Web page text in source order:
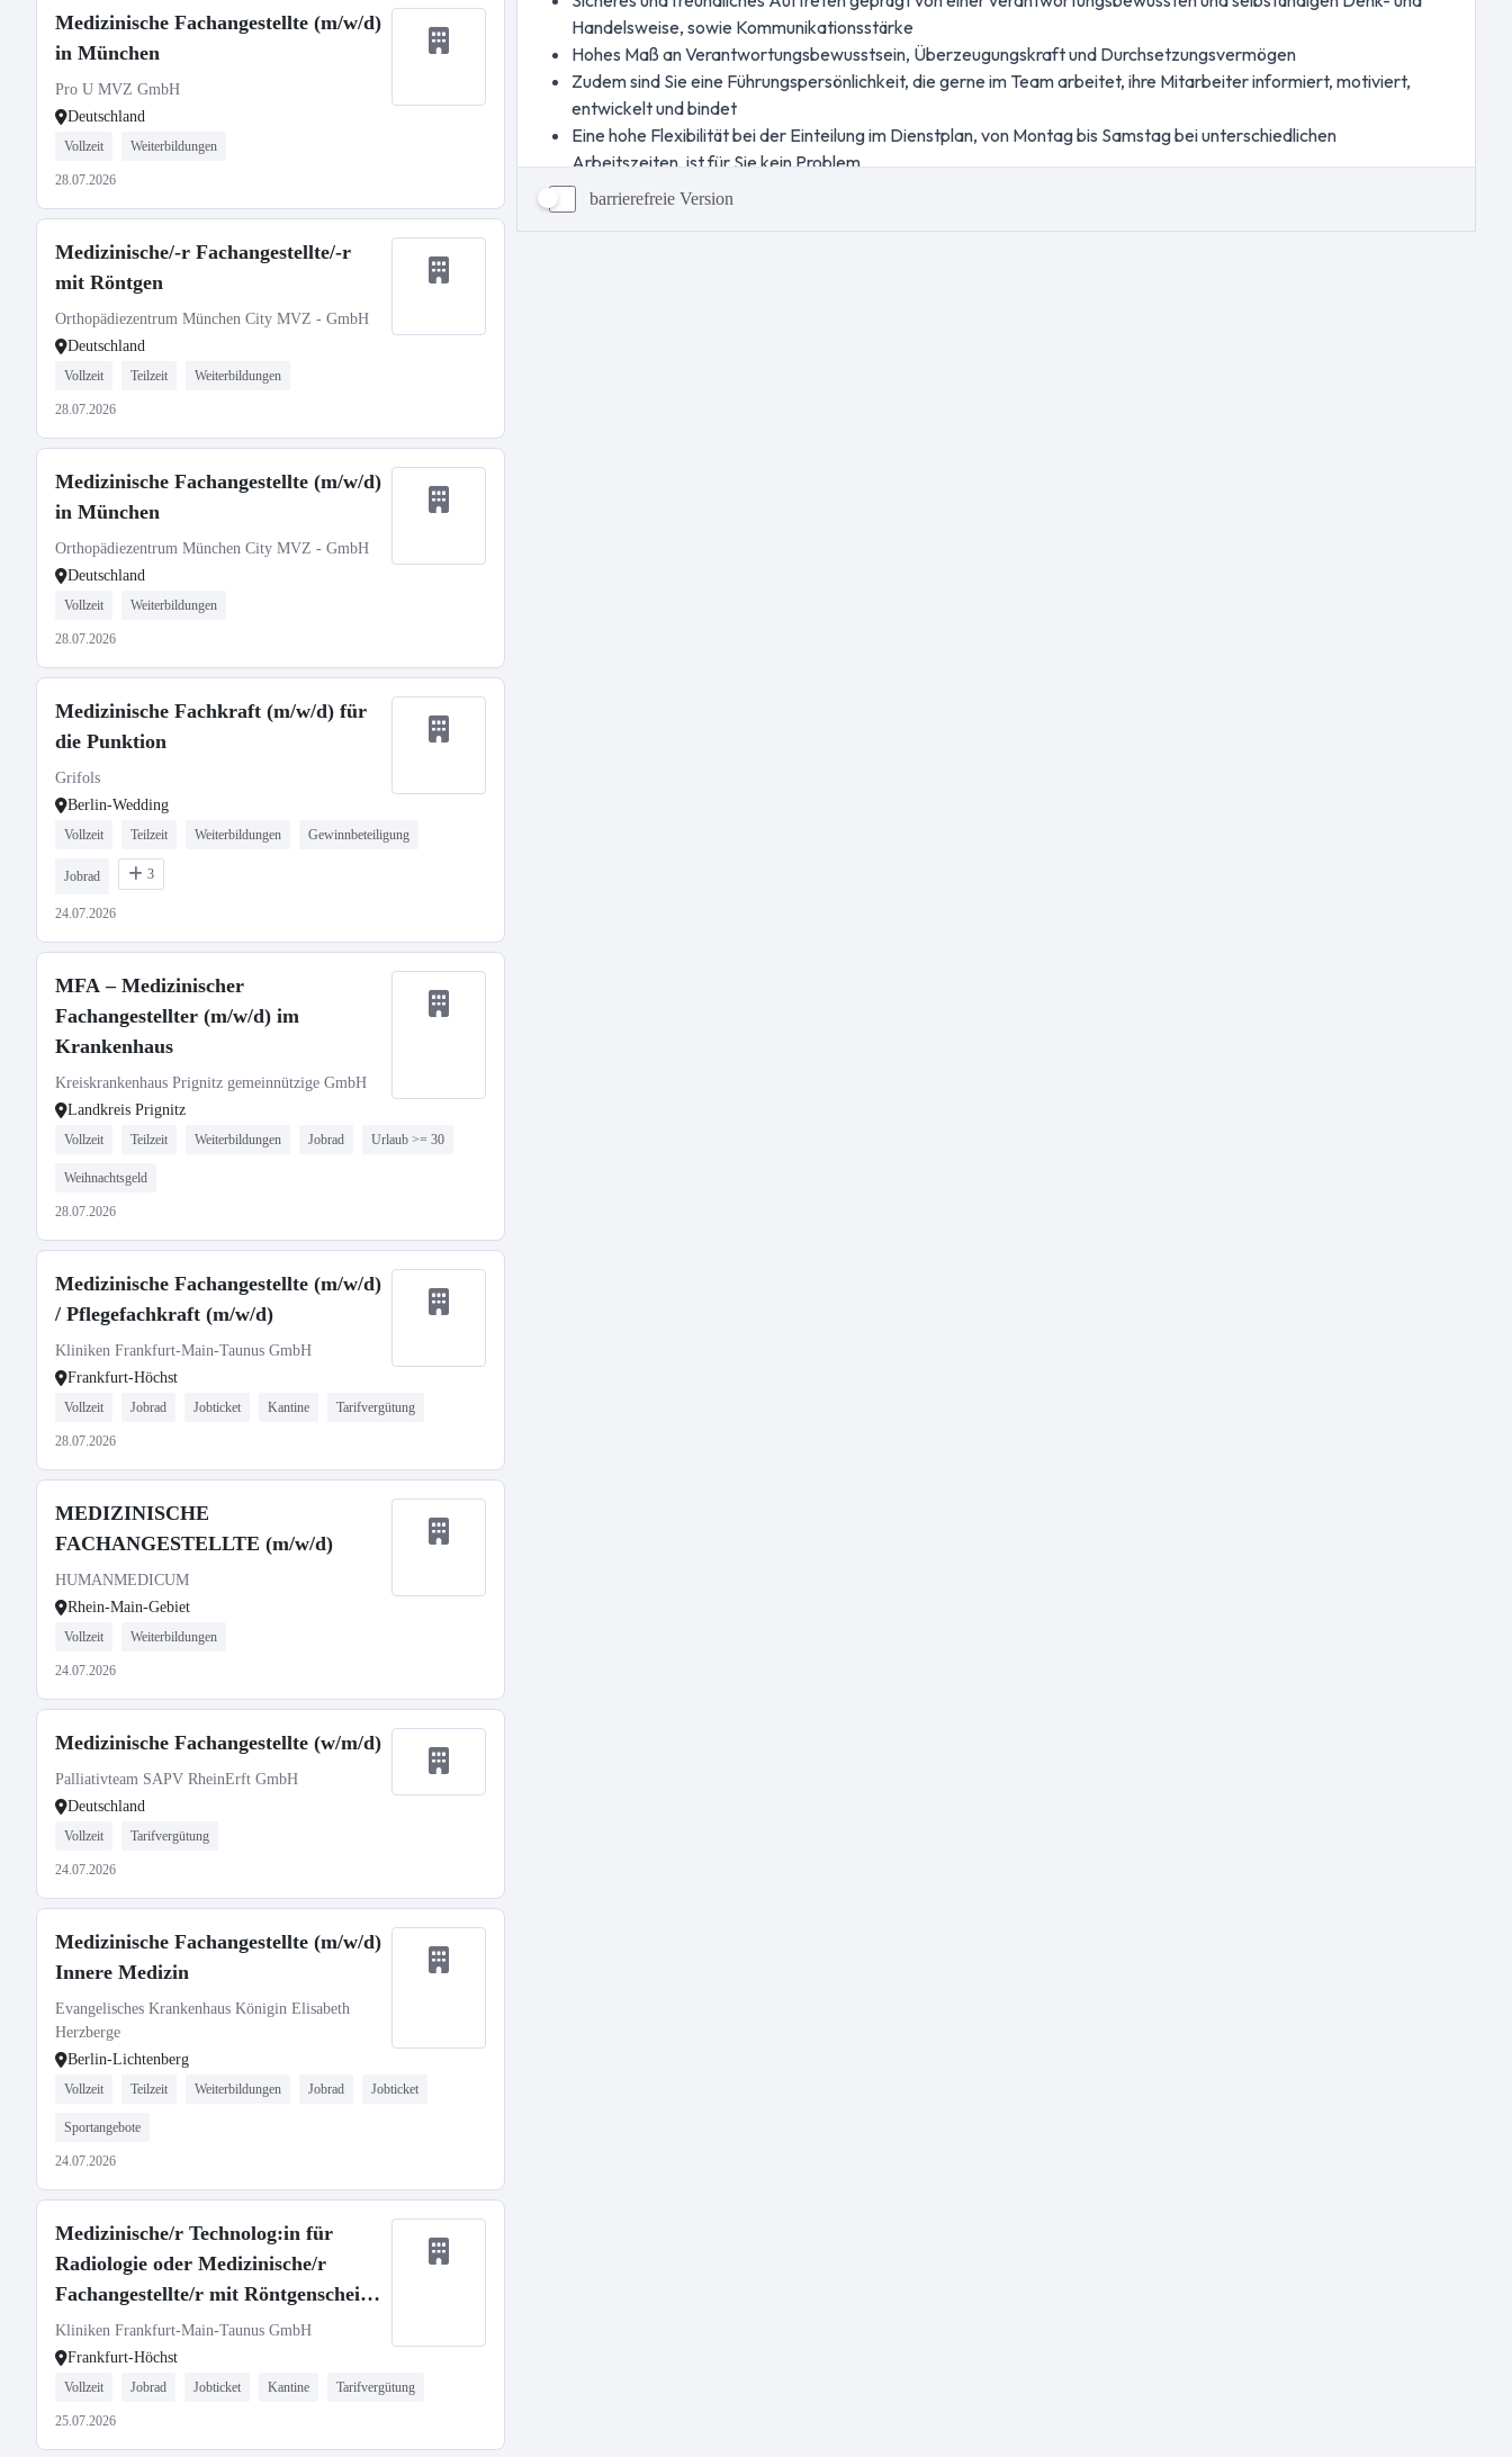
Medizinische Fachangestellte (m/w/d)
in München
Pro U MVZ GmbH
Deutschland
Vollzeit Weiterbildungen
28.07.2026
Medizinische/-r Fachangestellte/-r
mit Röntgen
Orthopädiezentrum München City MVZ - GmbH
Deutschland
Vollzeit Teilzeit Weiterbildungen
28.07.2026
Medizinische Fachangestellte (m/w/d)
in München
Orthopädiezentrum München City MVZ - GmbH
Deutschland
Vollzeit Weiterbildungen
28.07.2026
Medizinische Fachkraft (m/w/d) für
die Punktion
Grifols
Berlin-Wedding
Vollzeit Teilzeit Weiterbildungen Gewinnbeteiligung
Jobrad 3
24.07.2026
MFA – Medizinischer
Fachangestellter (m/w/d) im
Krankenhaus
Kreiskrankenhaus Prignitz gemeinnützige GmbH
Landkreis Prignitz
Vollzeit Teilzeit Weiterbildungen Jobrad Urlaub >= 30
Weihnachtsgeld
28.07.2026
Medizinische Fachangestellte (m/w/d)
/ Pflegefachkraft (m/w/d)
Kliniken Frankfurt-Main-Taunus GmbH
Frankfurt-Höchst
Vollzeit Jobrad Jobticket Kantine Tarifvergütung
28.07.2026
MEDIZINISCHE
FACHANGESTELLTE (m/w/d)
HUMANMEDICUM
Rhein-Main-Gebiet
Vollzeit Weiterbildungen
24.07.2026
Medizinische Fachangestellte (w/m/d)
Palliativteam SAPV RheinErft GmbH
Deutschland
Vollzeit Tarifvergütung
24.07.2026
Medizinische Fachangestellte (m/w/d)
Innere Medizin
Evangelisches Krankenhaus Königin Elisabeth
Herzberge
Berlin-Lichtenberg
Vollzeit Teilzeit Weiterbildungen Jobrad Jobticket
Sportangebote
24.07.2026
Medizinische/r Technolog:in für
Radiologie oder Medizinische/r
Fachangestellte/r mit Röntgenschein
(m/w/d)
Kliniken Frankfurt-Main-Taunus GmbH
Frankfurt-Höchst
Vollzeit Jobrad Jobticket Kantine Tarifvergütung
25.07.2026
barrierefreie Version